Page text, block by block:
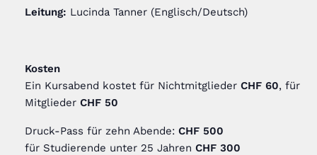
Leitung: Lucinda Tanner (Englisch/Deutsch)
Kosten
Ein Kursabend kostet für Nichtmitglieder CHF 60, für
Mitglieder CHF 50
Druck-Pass für zehn Abende: CHF 500
für Studierende unter 25 Jahren CHF 300